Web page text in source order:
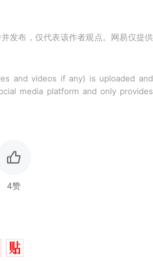
发布，仅代表该作者观点。网易仅提供
and videos if any) is uploaded and
media platform and only provides
4赞
，仅凭视频评出？中国烹饪协会回